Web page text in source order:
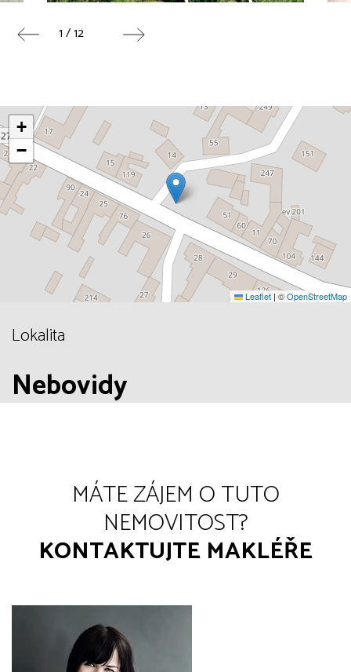
1 / 12
+
−
Leaflet | ©OpenStreetMap
Lokalita
Nebovidy
MÁTE ZÁJEM O TUTO
NEMOVITOST?
KONTAKTUJTE MAKLÉŘE